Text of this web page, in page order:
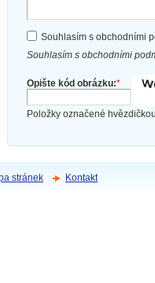
Souhlasím s obchodními
Souhlasím s obchodními
Opište kód obrázku:*
Položky označené
stránek Kontakt